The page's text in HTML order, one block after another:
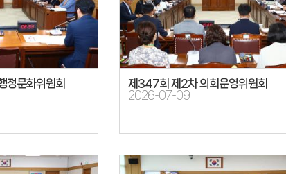
정문화위원회 제347회 제2차 의회운영위원회
2026-07-09